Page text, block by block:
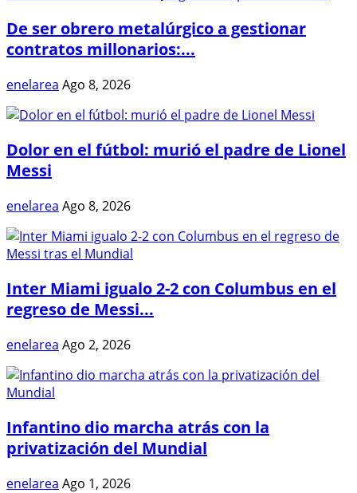
De ser obrero metalúrgico a gestionar
contratos millonarios:...
enelarea Ago 8, 2026
Dolor en el fútbol: murió el padre de Lionel
Messi
enelarea Ago 8, 2026
Inter Miami igualo 2-2 con Columbus en el
regreso de Messi...
enelarea Ago 2, 2026
Infantino dio marcha atrás con la
privatización del Mundial
enelarea Ago 1, 2026